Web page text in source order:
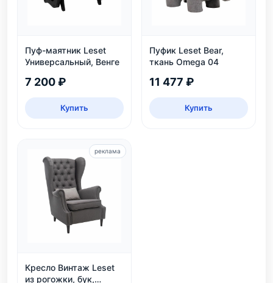
Пуф-маятник Leset
Универсальный, Венге
7 200 ₽
Купить
Пуфик Leset Bear,
ткань Omega 04
11 477 ₽
Купить
Кресло Винтаж Leset
из рогожки, бук,
реклама